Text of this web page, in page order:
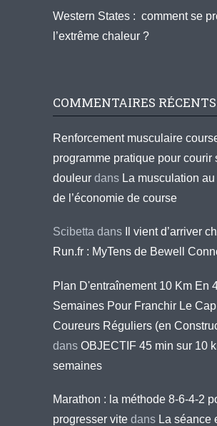
Western States : comment se
l’extrême chaleur ?
COMMENTAIRES RÉCENTS
Renforcement musculaire
programme pratique pour courir
douleur dans La musculation
de l’économie de course
Scibetta dans
Il vient d’arriver
Run.fr : MyTens de Bewell
Plan D'entraînement 10 Km En
Semaines Pour Franchir Le
Coureurs Réguliers (en
dans OBJECTIF 45 min sur 10
semaines
Marathon : la méthode 8-6-4-2
progresser vite dans La séance